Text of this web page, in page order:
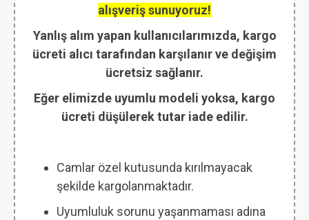
alışveriş sunuyoruz!
Yanlış alım yapan kullanıcılarımızda, kargo
ücreti alıcı tarafından karşılanır ve değişim
ücretsiz sağlanır.
Eğer elimizde uyumlu modeli yoksa, kargo
ücreti düşülerek tutar iade edilir.
Camlar özel kutusunda kırılmayacak
şekilde kargolanmaktadır.
Uyumluluk sorunu yaşanmaması adına